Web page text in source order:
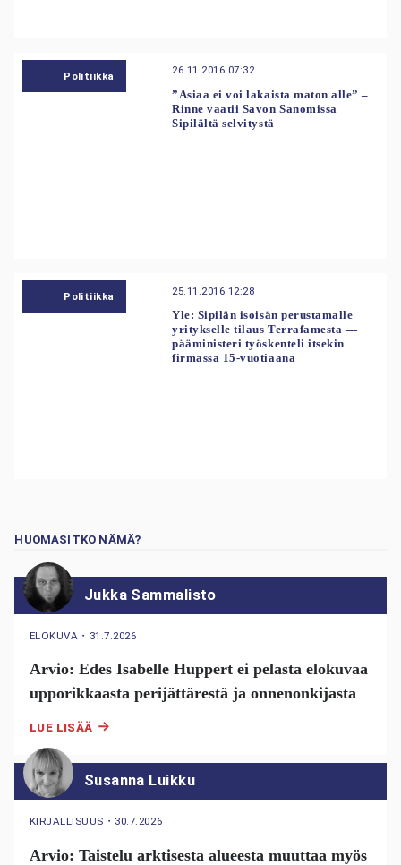
Politiikka 26.11.2016 07:32
”Asiaa ei voi lakaista maton alle” –
Rinne vaatii Savon Sanomissa
Sipilältä selvitystä
Politiikka 25.11.2016 12:28
Yle: Sipilän isoisän perustamalle
yritykselle tilaus Terrafamesta —
pääministeri työskenteli itsekin
firmassa 15-vuotiaana
HUOMASITKO NÄMÄ?
Jukka Sammalisto
ELOKUVA ・ 31.7.2026
Arvio: Edes Isabelle Huppert ei pelasta elokuvaa
upporikkaasta perijättärestä ja onnenonkijasta
LUE LISÄÄ
Susanna Luikku
KIRJALLISUUS ・ 30.7.2026
Arvio: Taistelu arktisesta alueesta muuttaa myös